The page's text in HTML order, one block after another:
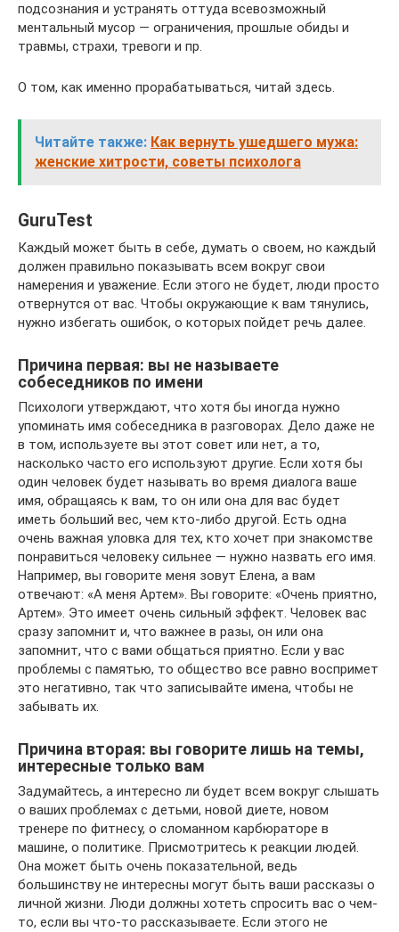
подсознания и устранять оттуда всевозможный
ментальный мусор — ограничения, прошлые обиды и
травмы, страхи, тревоги и пр.
О том, как именно прорабатываться, читай здесь.
Читайте также: Как вернуть ушедшего мужа:
женские хитрости, советы психолога
GuruTest
Каждый может быть в себе, думать о своем, но каждый
должен правильно показывать всем вокруг свои
намерения и уважение. Если этого не будет, люди просто
отвернутся от вас. Чтобы окружающие к вам тянулись,
нужно избегать ошибок, о которых пойдет речь далее.
Причина первая: вы не называете
собеседников по имени
Психологи утверждают, что хотя бы иногда нужно
упоминать имя собеседника в разговорах. Дело даже не
в том, используете вы этот совет или нет, а то,
насколько часто его используют другие. Если хотя бы
один человек будет называть во время диалога ваше
имя, обращаясь к вам, то он или она для вас будет
иметь больший вес, чем кто-либо другой. Есть одна
очень важная уловка для тех, кто хочет при знакомстве
понравиться человеку сильнее — нужно назвать его имя.
Например, вы говорите меня зовут Елена, а вам
отвечают: «А меня Артем». Вы говорите: «Очень приятно,
Артем». Это имеет очень сильный эффект. Человек вас
сразу запомнит и, что важнее в разы, он или она
запомнит, что с вами общаться приятно. Если у вас
проблемы с памятью, то общество все равно воспримет
это негативно, так что записывайте имена, чтобы не
забывать их.
Причина вторая: вы говорите лишь на темы,
интересные только вам
Задумайтесь, а интересно ли будет всем вокруг слышать
о ваших проблемах с детьми, новой диете, новом
тренере по фитнесу, о сломанном карбюраторе в
машине, о политике. Присмотритесь к реакции людей.
Она может быть очень показательной, ведь
большинству не интересны могут быть ваши рассказы о
личной жизни. Люди должны хотеть спросить вас о чем-
то, если вы что-то рассказываете. Если этого не